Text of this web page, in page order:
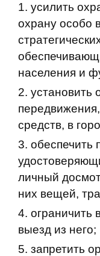
усилить
охрану особо
населения и
установить
средств, в
обеспечить
личный
них вещей,
ограничить
выезд из него;
запретить